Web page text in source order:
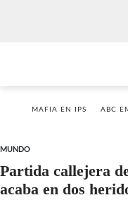
MAFIA EN IPS ABC
MUNDO
Partida callejera
acaba en dos